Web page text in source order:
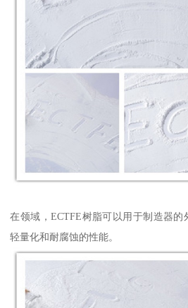
在领域，ECTFE树脂可以用于制造器
轻量化和耐腐蚀的性能。